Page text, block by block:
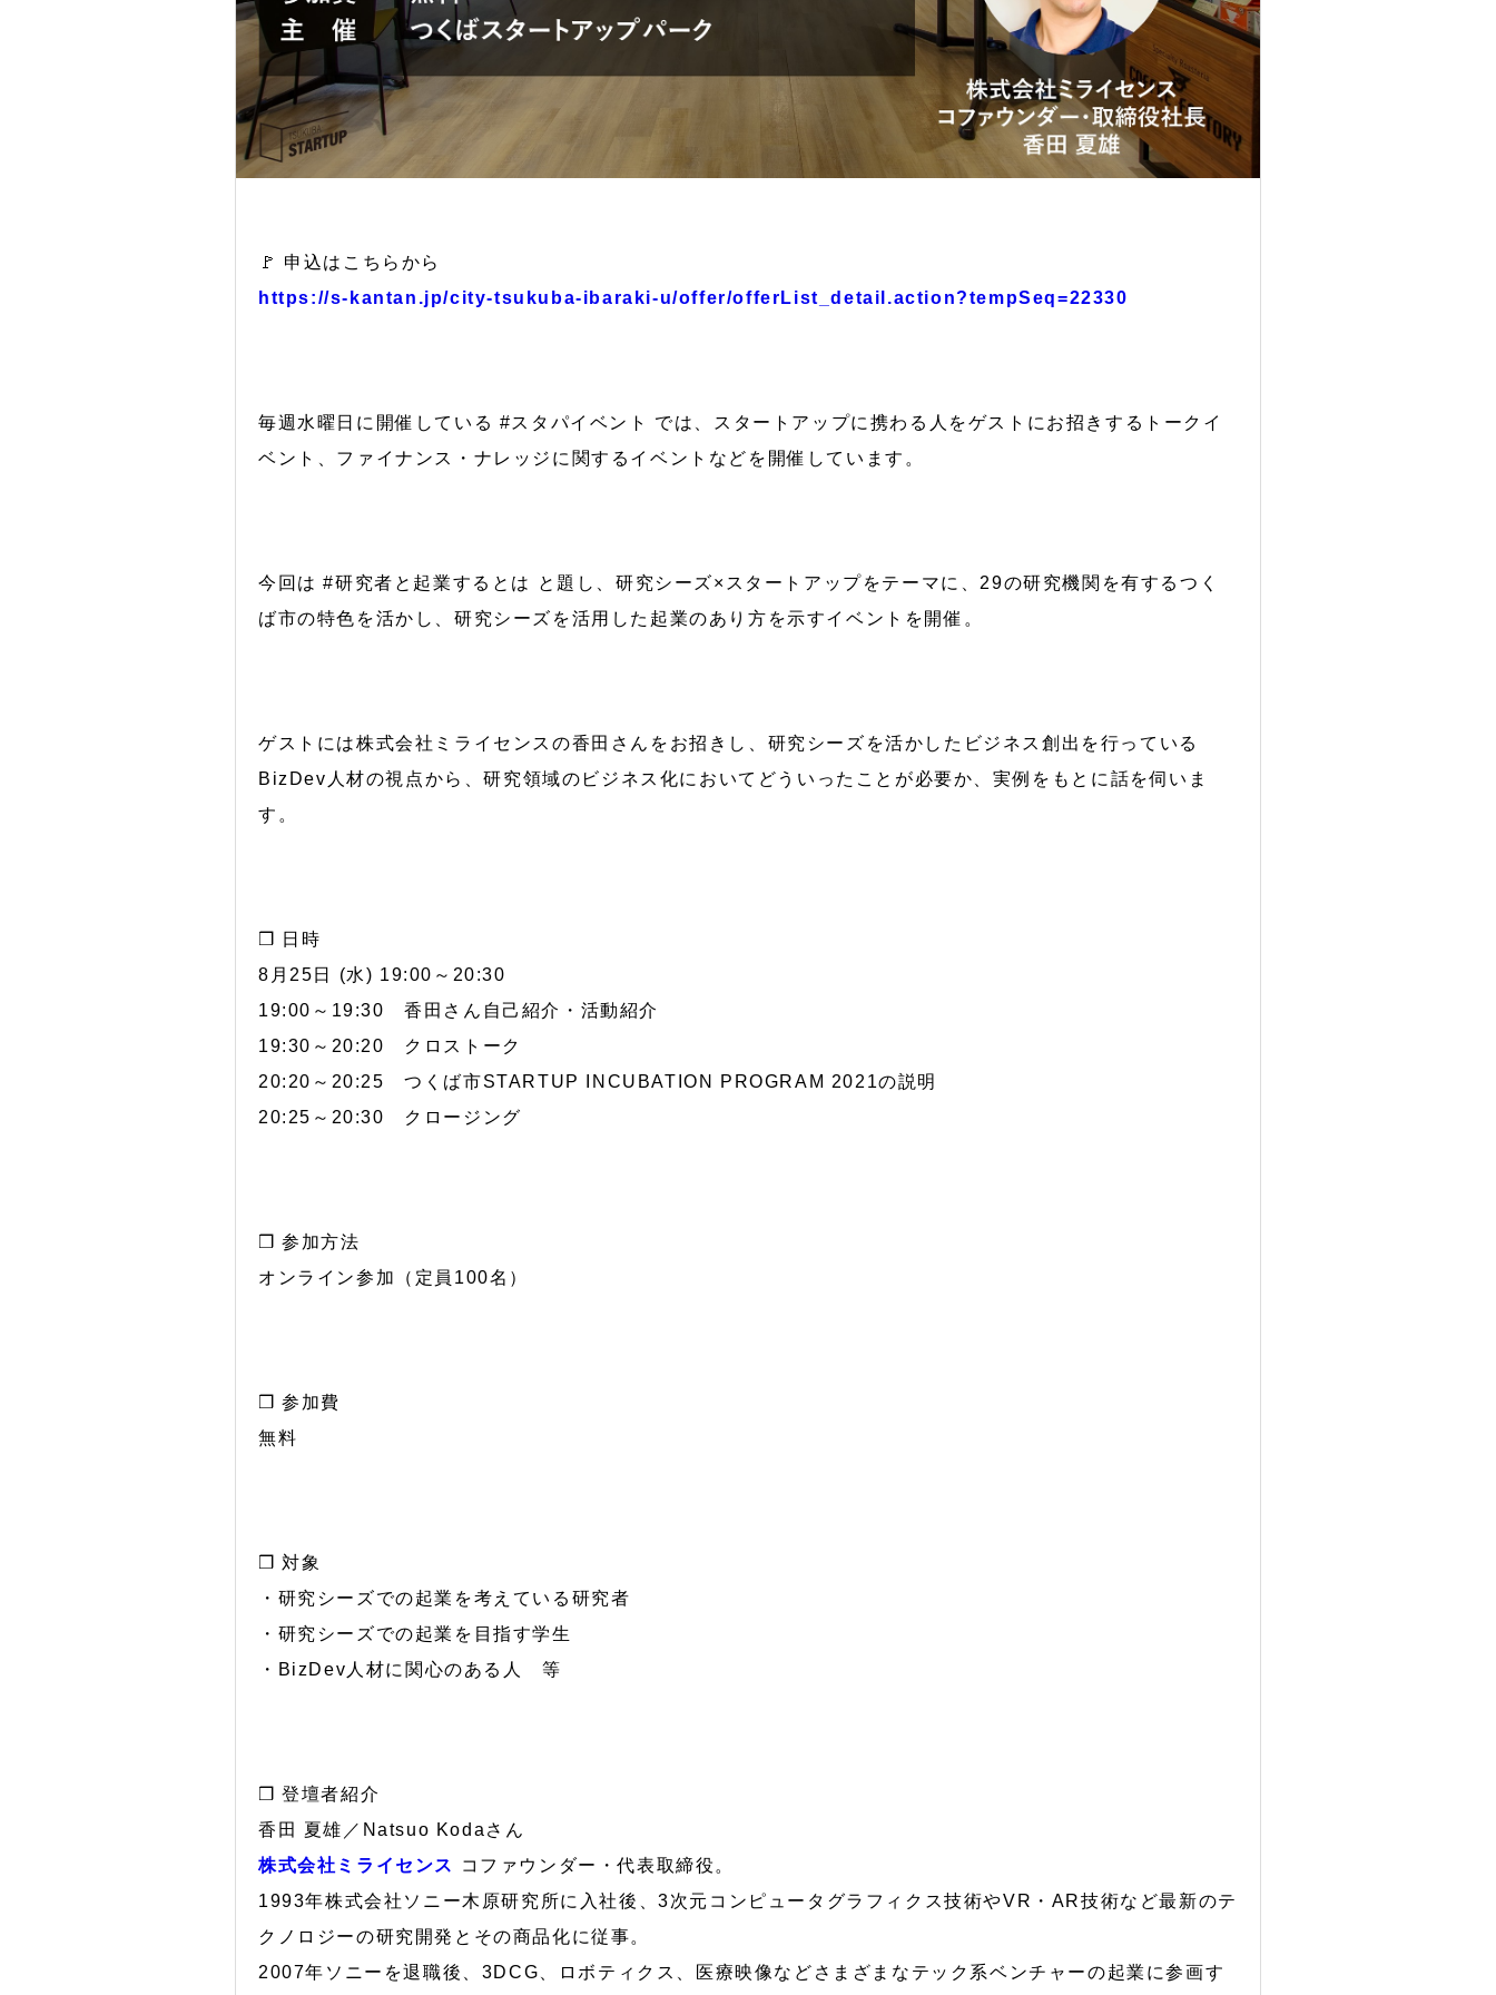
🚩 申込はこちらから
https://s-kantan.jp/city-tsukuba-ibaraki-u/offer/offerList_detail.action?tempSeq=22330
毎週水曜日に開催している #スタパイベント では、スタートアップに携わる人をゲストにお招きするトークイ
ベント、ファイナンス・ナレッジに関するイベントなどを開催しています。
今回は #研究者と起業するとは と題し、研究シーズ×スタートアップをテーマに、29の研究機関を有するつく
ば市の特色を活かし、研究シーズを活用した起業のあり方を示すイベントを開催。
ゲストには株式会社ミライセンスの香田さんをお招きし、研究シーズを活かしたビジネス創出を行っている
BizDev人材の視点から、研究領域のビジネス化においてどういったことが必要か、実例をもとに話を伺いま
す。
❒ 日時
8月25日 (水) 19:00～20:30
19:00～19:30 香田さん自己紹介・活動紹介
19:30～20:20 クロストーク
20:20～20:25 つくば市STARTUP INCUBATION PROGRAM 2021の説明
20:25～20:30 クロージング
❒ 参加方法
オンライン参加（定員100名）
❒ 参加費
無料
❒ 対象
・研究シーズでの起業を考えている研究者
・研究シーズでの起業を目指す学生
・BizDev人材に関心のある人 等
❒ 登壇者紹介
香田 夏雄／Natsuo Kodaさん
株式会社ミライセンス
コファウンダー・代表取締役。
1993年株式会社ソニー木原研究所に入社後、3次元コンピュータグラフィクス技術やVR・AR技術など最新のテ
クノロジーの研究開発とその商品化に従事。
2007年ソニーを退職後、3DCG、ロボティクス、医療映像などさまざまなテック系ベンチャーの起業に参画す